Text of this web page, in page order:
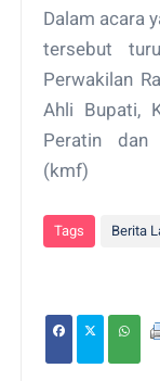
Dalam acara
tersebut
Perwakilan
Ahli Bupati,
Peratin dan
(kmf)
Tags Berita